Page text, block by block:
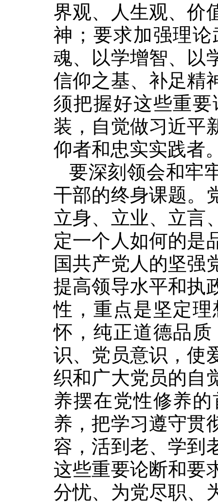
界观、人生观、价
神；要求加强理
魂、以学增智、以
信仰之基、补足精
须把握好这些重
装，自觉做习近平
仰者和忠实实践者
要深刻领会和牢
干部的终身课题。
立身、立业、立言
定一个人如何的是
国共产党人的坚强
提高领导水平和执
性，重点是坚定
怀，纯正道德品
识、党员意识，使
织和广大党员的自
养摆在党性修养
养，把学习遵守贯
容，活到老、学到
这些重要论断和要
分忧、为党尽职、